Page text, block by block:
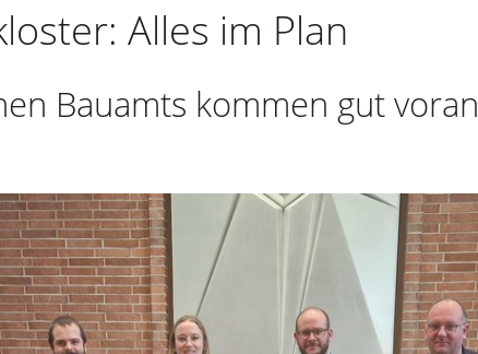
Alles im Plan
Bauamts kommen gut voran